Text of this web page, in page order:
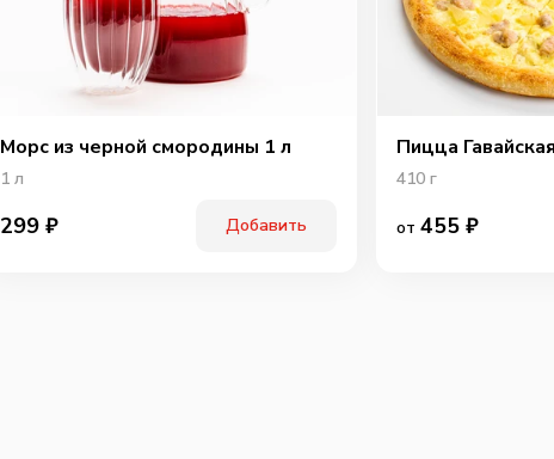
Морс из черной смородины 1 л
1 л
299 ₽ Добавить
Пицца Гавайская
410 г
от 455 ₽